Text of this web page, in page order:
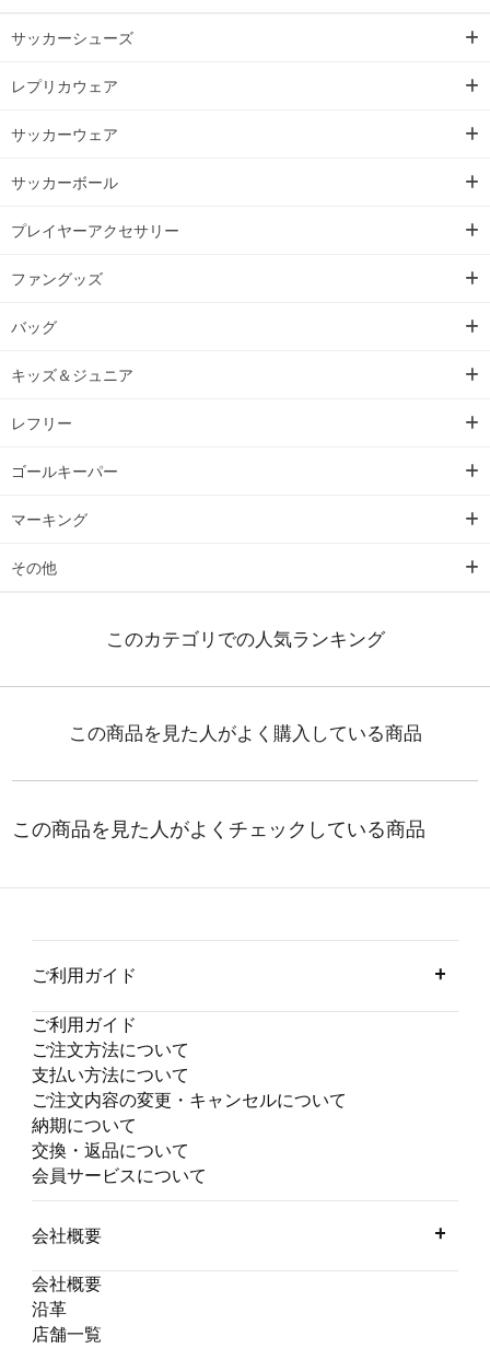
サッカーシューズ
レプリカウェア
サッカーウェア
サッカーボール
プレイヤーアクセサリー
ファングッズ
バッグ
キッズ＆ジュニア
レフリー
ゴールキーパー
マーキング
その他
ご利用ガイド
ご利用ガイド
ご注文方法について
支払い方法について
ご注文内容の変更・キャンセルについて
納期について
交換・返品について
会員サービスについて
会社概要
会社概要
沿革
店舗一覧